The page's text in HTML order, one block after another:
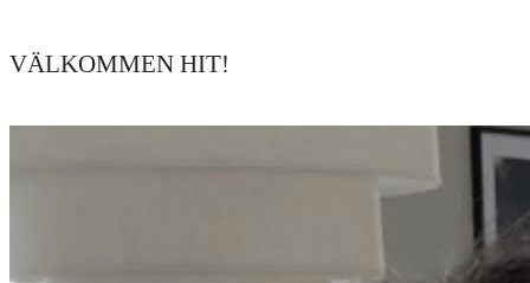
VÄLKOMMEN HIT!